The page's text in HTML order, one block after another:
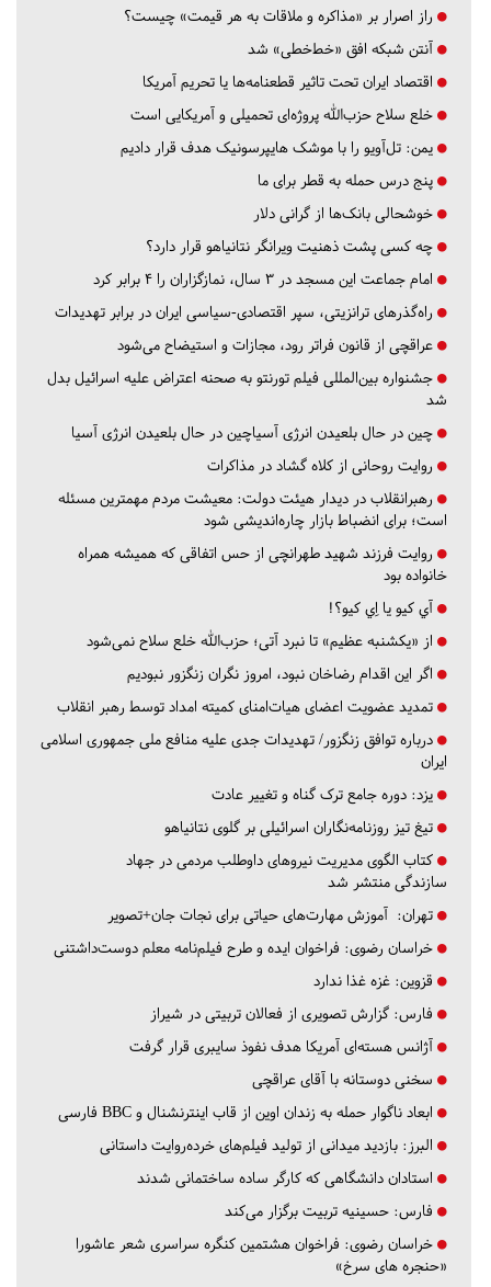
راز اصرار بر «مذاکره و ملاقات به هر قیمت» چیست؟
آنتن شبکه افق «خط‌خطی» شد
اقتصاد ایران تحت تاثیر قطعنامه‌ها یا تحریم‌ آمریکا
خلع سلاح حزب‌الله پروژه‌ای تحمیلی و آمریکایی است
یمن: تل‌آویو را با موشک هایپرسونیک هدف قرار دادیم
پنج درس‌ حمله به قطر برای ما
خوشحالی بانک‌ها از گرانی دلار
چه کسی پشت ذهنیت ویرانگر نتانیاهو قرار دارد؟
امام جماعت این مسجد در ۳ سال، نمازگزاران را ۴ برابر کرد
راه‌گذرهای ترانزیتی، سپر اقتصادی-سیاسی ایران در برابر تهدیدات
عراقچی از قانون فراتر رود، مجازات و استیضاح می‌شود
جشنواره بین‌المللی فیلم تورنتو به صحنه اعتراض علیه اسرائیل بدل
شد
چین در حال بلعیدن انرژی آسیاچین در حال بلعیدن انرژی آسیا
روایت روحانی از کلاه گشاد در مذاکرات
رهبرانقلاب در دیدار هیئت دولت: معیشت مردم مهمترین مسئله
است؛ برای انضباط بازار چاره‌اندیشی شود
روایت فرزند شهید طهرانچی از حس اتفاقی که همیشه همراه
خانواده بود
آي كيو يا اِي كيو؟!
از «یکشنبه عظیم» تا نبرد آتی؛ حزب‌الله خلع سلاح نمی‌شود
اگر این اقدام رضاخان نبود، امروز نگران زنگزور نبودیم
تمدید عضویت اعضای هیات‌امنای کمیته امداد توسط رهبر انقلاب
درباره توافق زنگزور/ تهدیدات جدی علیه منافع ملی جمهوری اسلامی
ایران
یزد: دوره جامع ترک گناه و تغییر عادت
تیغ تیز روزنامه‌نگاران اسرائیلی بر گلوی نتانیاهو
کتاب الگوی مدیریت نیروهای داوطلب مردمی در جهاد
سازندگی منتشر شد
تهران: آموزش مهارت‌های حیاتی برای نجات جان+تصویر
خراسان رضوی: فراخوان ایده و طرح فیلم‌نامه معلم دوست‌داشتنی
قزوین: غزه غذا ندارد
فارس: گزارش تصویری از فعالان تربیتی در شیراز
آژانس هسته‌ای آمریکا هدف نفوذ سایبری قرار گرفت
سخنی دوستانه با آقای عراقچی
ابعاد ناگوار حمله به زندان اوین از قاب اینترنشنال و BBC فارسی
البرز: بازدید میدانی از تولید فیلم‌های خرده‌روایت داستانی
استادان دانشگاهی که کارگر ساده ساختمانی شدند
فارس: حسینیه تربیت برگزار می‌کند
خراسان رضوی: فراخوان هشتمین کنگره سراسری شعر عاشورا
«حنجره های سرخ»